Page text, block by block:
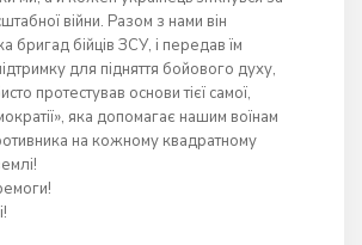
війни. Разом з нами він
бригад бійців ЗСУ, і передав їм
для підняття бойового духу,
протестував основи тієї самої,
яка допомагає нашим воїнам
на кожному квадратному